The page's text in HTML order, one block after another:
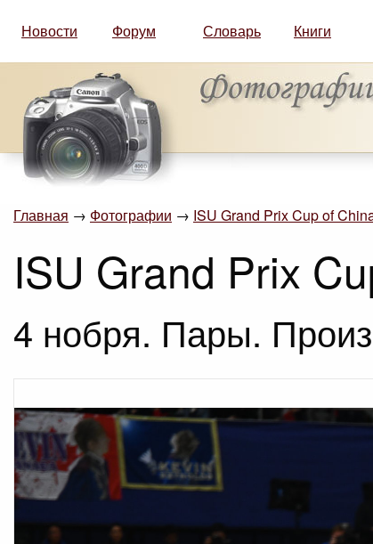
Новости Форум Словарь Книги
Главная → Фотографии → ISU Grand Prix Cup of
ISU Grand Prix
4 нобря. Пары.